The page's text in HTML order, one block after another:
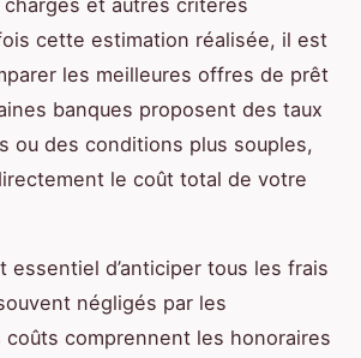
cette estimation réalisée, il est
les meilleures offres de prêt
banques proposent des taux
ou des conditions plus souples,
le coût total de votre
essentiel d’anticiper tous les frais
négligés par les
coûts comprennent les honoraires